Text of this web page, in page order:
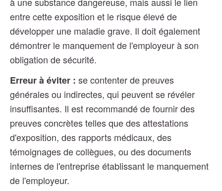
entre cette exposition et le risque élevé de
développer une maladie grave. Il doit également
démontrer le manquement de l'employeur à son
obligation de sécurité.
Erreur à éviter : se contenter de preuves
générales ou indirectes, qui peuvent se révéler
insuffisantes. Il est recommandé de fournir des
preuves concrètes telles que des attestations
d'exposition, des rapports médicaux, des
témoignages de collègues, ou des documents
internes de l'entreprise établissant le manquement
de l'employeur.